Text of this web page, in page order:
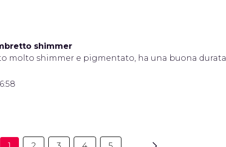
shimmer
molto shimmer e pigmentato, ha una buona durata